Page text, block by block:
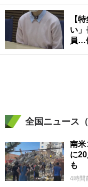
【
い
員…
全国ニュース
南
に
も
4時間